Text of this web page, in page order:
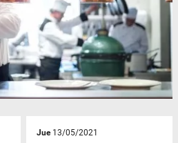
Jue13/05/2021